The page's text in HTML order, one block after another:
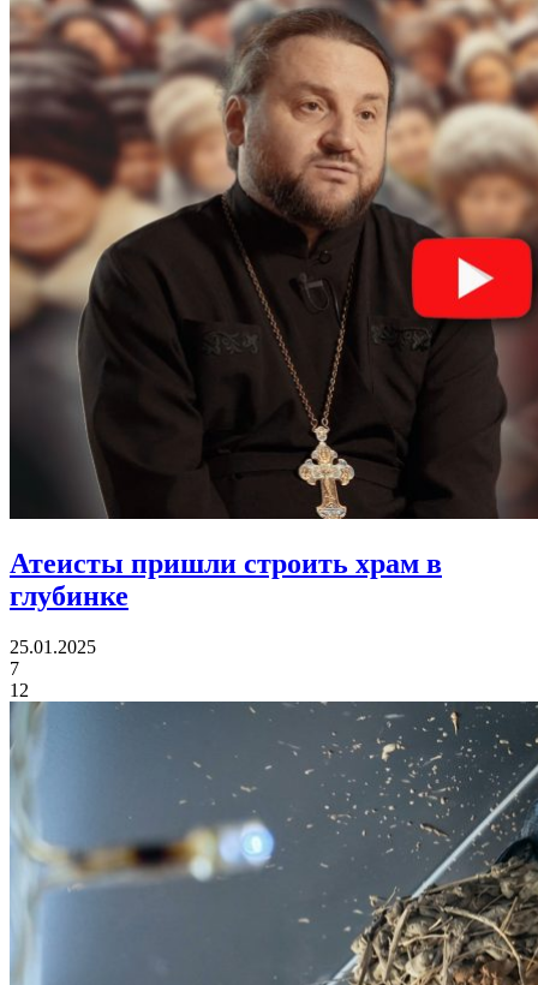
Атеисты пришли строить храм в
глубинке
25.01.2025
7
12